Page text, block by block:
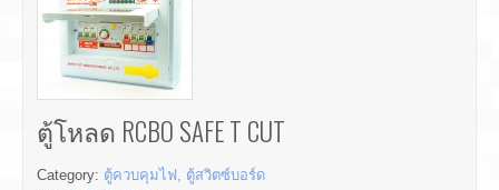
ตู้โหลด RCBO SAFE T CUT
Category: ตู้ควบคุมไฟ, ตู้สวิตซ์บอร์ด